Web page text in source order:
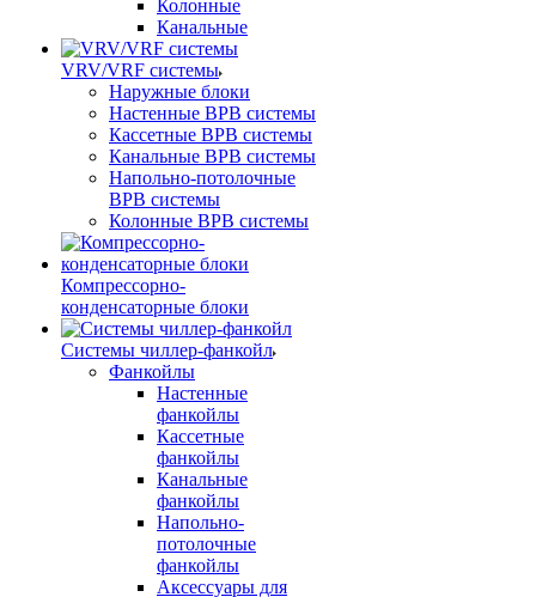
Колонные
Канальные
VRV/VRF системы
Наружные блоки
Настенные ВРВ системы
Кассетные ВРВ системы
Канальные ВРВ системы
Напольно-потолочные
ВРВ системы
Колонные ВРВ системы
Компрессорно-
конденсаторные блоки
Системы чиллер-фанкойл
Фанкойлы
Настенные
фанкойлы
Кассетные
фанкойлы
Канальные
фанкойлы
Напольно-
потолочные
фанкойлы
Аксессуары для